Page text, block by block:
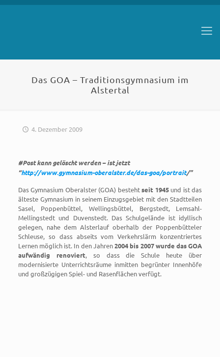
Das GOA – Traditionsgymnasium im
Alstertal
4. Dezember 2009
#Post kann gelöscht werden – ist jetzt
“http://www.gymnasium-oberalster.de/das-goa/portrait/”
Das Gymnasium Oberalster (GOA) bestehtseit 1945und ist das
älteste Gymnasium in seinem Einzugsgebiet mit den Stadtteilen
Sasel, Poppenbüttel, Wellingsbüttel, Bergstedt, Lemsahl-
Mellingstedt und Duvenstedt. Das Schulgelände ist idyllisch
gelegen, nahe dem Alsterlauf oberhalb der Poppenbütteler
Schleuse, so dass abseits vom Verkehrslärm konzentriertes
Lernen möglich ist. In den Jahren2004 bis 2007 wurde das GOA
aufwändig renoviert, so dass die Schule heute über
modernisierte Unterrichtsräume inmitten begrünter Innenhöfe
und großzügigen Spiel- und Rasenflächen verfügt.